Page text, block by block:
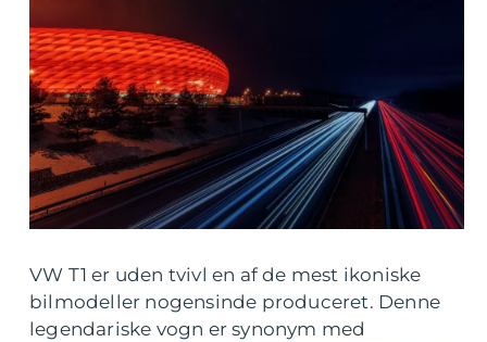
VW T1 er uden tvivl en af de mest ikoniske
bilmodeller nogensinde produceret. Denne
legendariske vogn er synonym med